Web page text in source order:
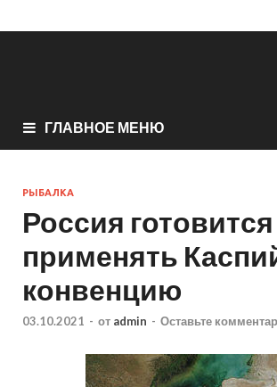
ГЛАВНОЕ МЕНЮ
РЫБАЛКА
Россия готовится
применять
конвенцию
03.10.2021 - от admin - Оставьте